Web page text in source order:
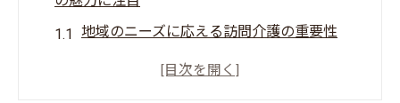
地域のニーズに応える訪問介護の重要性
神戸市北区で働くメリットとは